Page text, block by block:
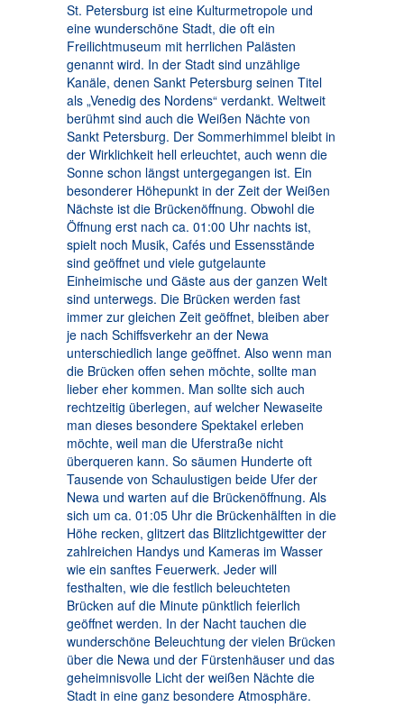
St. Petersburg ist eine Kulturmetropole und
eine wunderschöne Stadt, die oft ein
Freilichtmuseum mit herrlichen Palästen
genannt wird. In der Stadt sind unzählige
Kanäle, denen Sankt Petersburg seinen Titel
als „Venedig des Nordens“ verdankt. Weltweit
berühmt sind auch die Weißen Nächte von
Sankt Petersburg. Der Sommerhimmel bleibt in
der Wirklichkeit hell erleuchtet, auch wenn die
Sonne schon längst untergegangen ist. Ein
besonderer Höhepunkt in der Zeit der Weißen
Nächste ist die Brückenöffnung. Obwohl die
Öffnung erst nach ca. 01:00 Uhr nachts ist,
spielt noch Musik, Cafés und Essensstände
sind geöffnet und viele gutgelaunte
Einheimische und Gäste aus der ganzen Welt
sind unterwegs. Die Brücken werden fast
immer zur gleichen Zeit geöffnet, bleiben aber
je nach Schiffsverkehr an der Newa
unterschiedlich lange geöffnet. Also wenn man
die Brücken offen sehen möchte, sollte man
lieber eher kommen. Man sollte sich auch
rechtzeitig überlegen, auf welcher Newaseite
man dieses besondere Spektakel erleben
möchte, weil man die Uferstraße nicht
überqueren kann. So säumen Hunderte oft
Tausende von Schaulustigen beide Ufer der
Newa und warten auf die Brückenöffnung. Als
sich um ca. 01:05 Uhr die Brückenhälften in die
Höhe recken, glitzert das Blitzlichtgewitter der
zahlreichen Handys und Kameras im Wasser
wie ein sanftes Feuerwerk. Jeder will
festhalten, wie die festlich beleuchteten
Brücken auf die Minute pünktlich feierlich
geöffnet werden. In der Nacht tauchen die
wunderschöne Beleuchtung der vielen Brücken
über die Newa und der Fürstenhäuser und das
geheimnisvolle Licht der weißen Nächte die
Stadt in eine ganz besondere Atmosphäre.